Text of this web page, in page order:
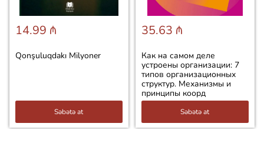
14.99 ₼
Qonşuluqdakı Milyoner
Səbətə at
35.63 ₼
Как на самом деле
устроены организации: 7
типов организационных
структур. Механизмы и
принципы коорд
Səbətə at